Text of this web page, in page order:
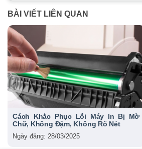
BÀI VIẾT LIÊN QUAN
Cách Khắc Phục Lỗi Máy In Bị Mờ
Chữ, Không Đậm, Không Rõ Nét
Ngày đăng: 28/03/2025